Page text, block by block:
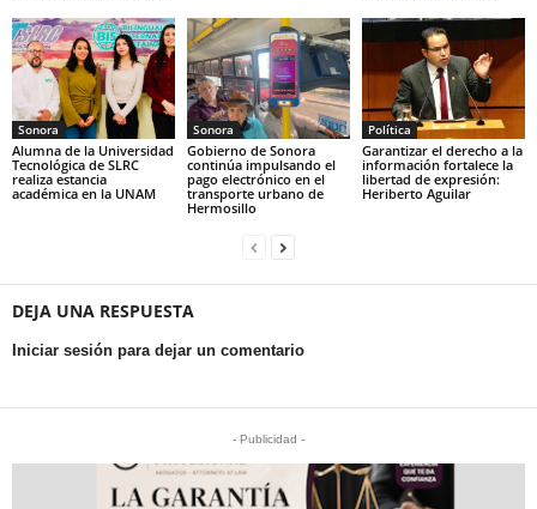
Sonora
Alumna de la Universidad
Tecnológica de SLRC
realiza estancia
académica en la UNAM
Sonora
Gobierno de Sonora
continúa impulsando el
pago electrónico en el
transporte urbano de
Hermosillo
Política
Garantizar el derecho a la
información fortalece la
libertad de expresión:
Heriberto Aguilar
DEJA UNA RESPUESTA
Iniciar sesión para dejar un comentario
- Publicidad -